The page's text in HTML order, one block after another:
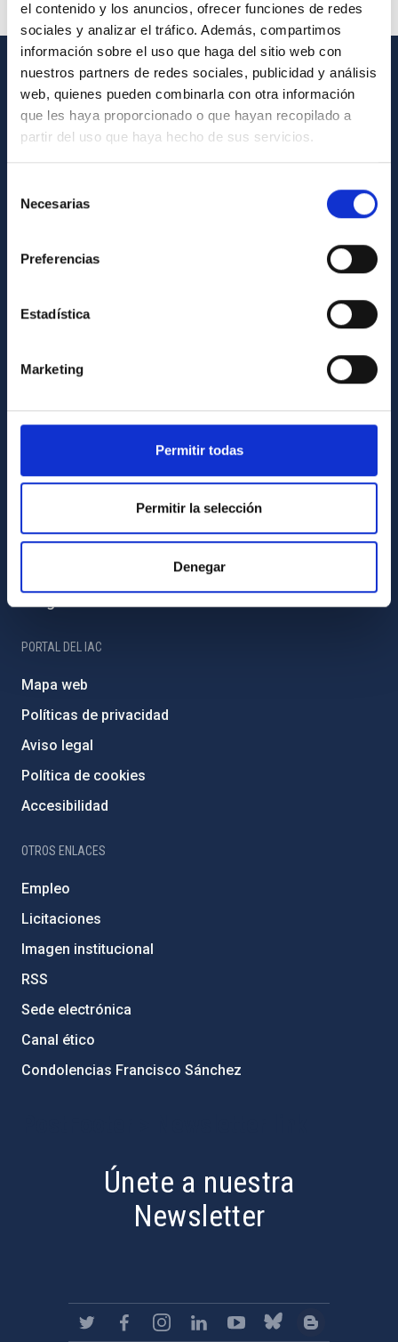
el contenido y los anuncios, ofrecer funciones de redes
sociales y analizar el tráfico. Además, compartimos
información sobre el uso que haga del sitio web con
nuestros partners de redes sociales, publicidad y análisis
web, quienes pueden combinarla con otra información
que les haya proporcionado o que hayan recopilado a
partir del uso que haya hecho de sus servicios.
Necesarias
Preferencias
Estadística
Marketing
Permitir todas
Permitir la selección
Denegar
INFORMACIÓN GENERAL
Contacto
Transparencia
Igualdad y diversidad de género
Medio Ambiente y Sostenibilidad
Proyectos institucionales
Financiación externa
Programa Severo Ochoa
Amigos del IAC
PORTAL DEL IAC
Mapa web
Políticas de privacidad
Aviso legal
Política de cookies
Accesibilidad
OTROS ENLACES
Empleo
Licitaciones
Imagen institucional
RSS
Sede electrónica
Canal ético
Condolencias Francisco Sánchez
Únete a nuestra
Newsletter